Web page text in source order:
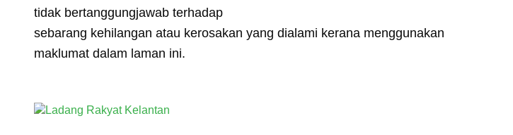
tidak bertanggungjawab terhadap
sebarang kehilangan atau kerosakan yang dialami kerana menggunakan
maklumat dalam laman ini.